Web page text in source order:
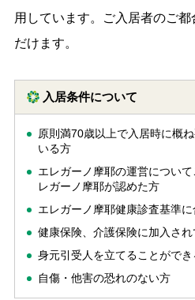
用しています。ご入居者のご
だけます。
入居条件について
原則満70歳以上で入居時に概
いる方
エレガーノ摩耶の運営につい
レガーノ摩耶が認めた方
エレガーノ摩耶健康診査基準
健康保険、介護保険に加入さ
身元引受人を立てることができ
自傷・他害の恐れのない方